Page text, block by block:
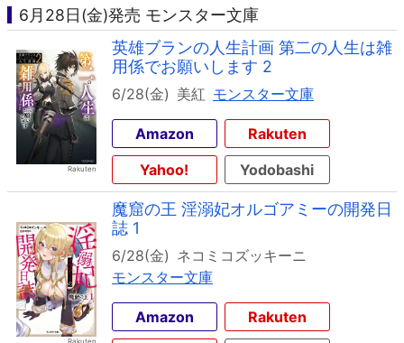
6月28日(金)発売 モンスター文庫
英雄ブランの人生計画 第二の人生は雑
用係でお願いします 2
6/28(金) 美紅 モンスター文庫
Amazon
Rakuten
Yahoo!
Yodobashi
魔窟の王 淫溺妃オルゴアミーの開発日
誌 1
6/28(金) ネコミコズッキーニ
モンスター文庫
Amazon
Rakuten